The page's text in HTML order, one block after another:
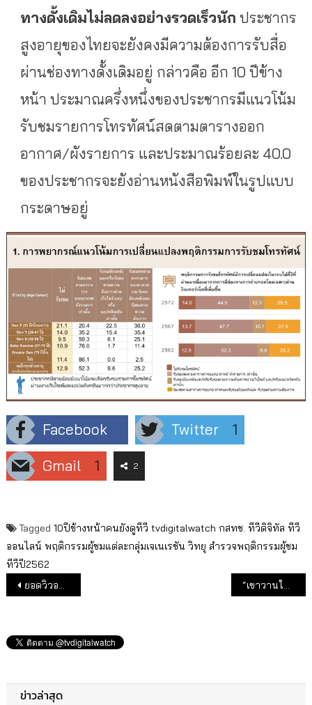
ทางดั้งเดิมไม่ลดลงอย่างรวดเร็วนัก ประชากร
สูงอายุของไทยจะยังคงมีความต้องการรับสื่อ
ผ่านช่องทางดั้งเดิมอยู่ กล่าวคือ อีก 10 ปีข้าง
หน้า ประมาณครึ่งหนึ่งของประชากรมีแนวโน้ม
รับชมรายการโทรทัศน์สดตามตารางออก
อากาศ/ผังรายการ และประมาณร้อยละ 40.0
ของประชากรจะยังอ่านหนังสือพิมพ์ในรูปแบบ
กระดาษอยู่
Facebook Twitter
1
Gmail
1 2
Tagged 10ปีข้างหน้าคนยังดูทีวี tvdigitalwatch กสทช. ทีวีดิจิทัล ทีวี
ออนไลน์ พฤติกรรมผู้ชมแต่ละกลุ่มเจเนเรชัน วิทยุ สำรวจพฤติกรรมผู้ชม
ทีวีปี2562
แนะแนวเรื่อง
ยอดวิวออนไลน์ช่อง 7 เดือนต.ค.62 ยอดวิวออนไลน์ช่อง 7 สูงกว่า 30 ล้านคน ละคร “มธุรสโลกันตร์” มาอันดับ 1 “เขาวานให้หนูเป็นสายลับ” กู้หน้าละครไพรม์ไทม์ช่อง 3
ข่าวล่าสุด